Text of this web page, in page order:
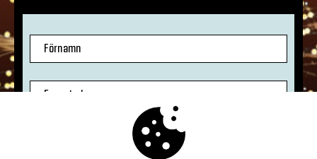
Förnamn
E-postadress
Jag godkänner att mina uppgifter sparas.